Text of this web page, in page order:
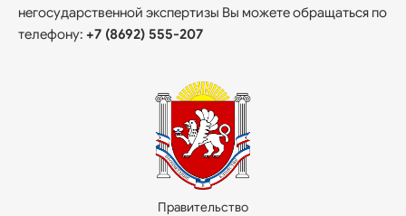
негосударственной экспертизы Вы можете обращаться по
телефону: +7 (8692) 555-207
Правительство